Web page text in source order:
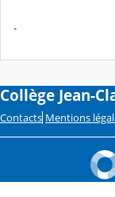
-
Collège Jean-
Contacts Mentions